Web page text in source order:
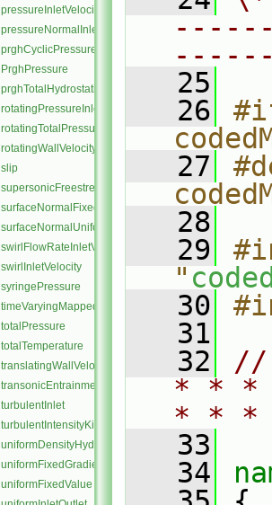
pressureInletVelocity
pressureNormalInletOutletVelocity
prghCyclicPressure
PrghPressure
prghTotalHydrostaticPressure
rotatingPressureInletOutletVelocity
rotatingTotalPressure
rotatingWallVelocity
slip
supersonicFreestream
surfaceNormalFixedValue
surfaceNormalUniformFixedValue
swirlFlowRateInletVelocity
swirlInletVelocity
syringePressure
timeVaryingMappedFixedValue
totalPressure
totalTemperature
translatingWallVelocity
transonicEntrainmentPressure
turbulentInlet
turbulentIntensityKineticEnergyInlet
uniformDensityHydrostaticPressure
uniformFixedGradient
uniformFixedValue
   25
   26
   27
   28
   29
"
   30
   31
   32
//
* * *
* *
   33
   34